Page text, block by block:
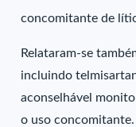
concomitante de
Relataram-se
incluindo
aconselhável
o uso concomitante.